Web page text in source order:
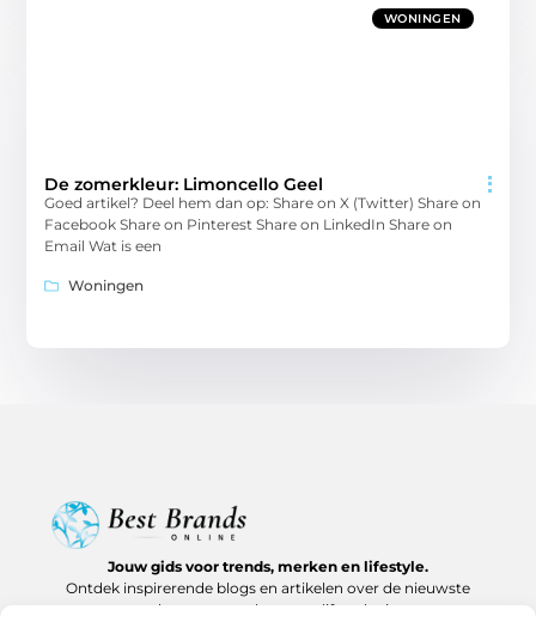
WONINGEN
De zomerkleur: Limoncello Geel
Goed artikel? Deel hem dan op: Share on X (Twitter) Share on
Facebook Share on Pinterest Share on LinkedIn Share on
Email Wat is een
Woningen
Jouw gids voor trends, merken en lifestyle.
Ontdek inspirerende blogs en artikelen over de nieuwste
producten, must-haves en lifestyle tips.